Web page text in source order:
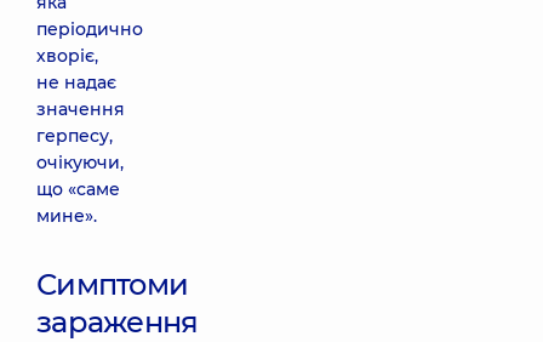
періодично
хворіє,
не надає
значення
герпесу,
очікуючи,
що «саме
мине».
Симптоми
зараження